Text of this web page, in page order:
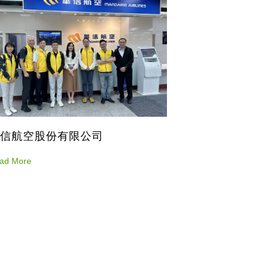
航空股份有限公司
More